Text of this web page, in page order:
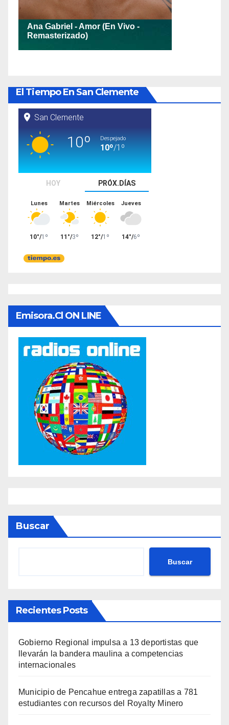
El Tiempo En San Clemente
Emisora.cl ON LINE
Buscar
Buscar
Recientes Posts
Gobierno Regional impulsa a 13 deportistas que
llevarán la bandera maulina a competencias
internacionales
Municipio de Pencahue entrega zapatillas a 781
estudiantes con recursos del Royalty Minero